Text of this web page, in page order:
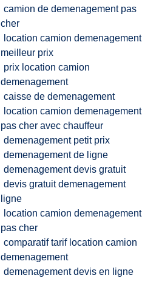
camion de demenagement pas
cher
location camion demenagement
meilleur prix
prix location camion
demenagement
caisse de demenagement
location camion demenagement
pas cher avec chauffeur
demenagement petit prix
demenagement de ligne
demenagement devis gratuit
devis gratuit demenagement
ligne
location camion demenagement
pas cher
comparatif tarif location camion
demenagement
demenagement devis en ligne